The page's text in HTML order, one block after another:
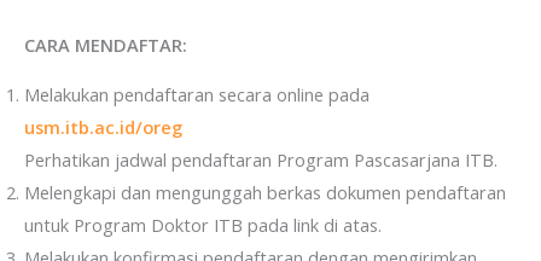
CARA MENDAFTAR:
Melakukan pendaftaran secara online pada
usm.itb.ac.id/oreg
Perhatikan jadwal pendaftaran Program Pascasarjana ITB.
Melengkapi dan mengunggah berkas dokumen pendaftaran
untuk Program Doktor ITB pada link di atas.